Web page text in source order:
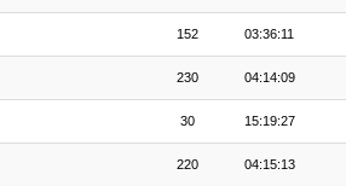
152 03:36:11
230 04:14:09
30 15:19:27
220 04:15:13